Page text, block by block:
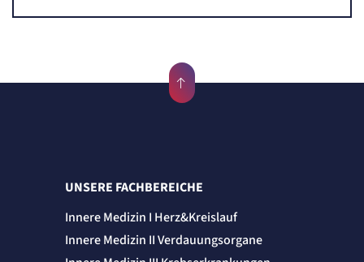
UNSERE FACHBEREICHE
Innere Medizin I Herz&Kreislauf
Innere Medizin II Verdauungsorgane